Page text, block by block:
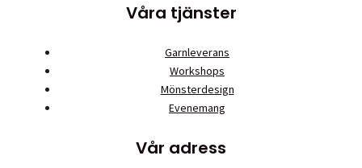
Våra tjänster
Garnleverans
Workshops
Mönsterdesign
Evenemang
Vår adress